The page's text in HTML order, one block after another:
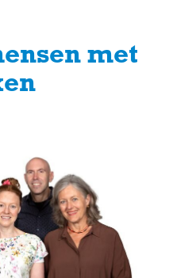
met